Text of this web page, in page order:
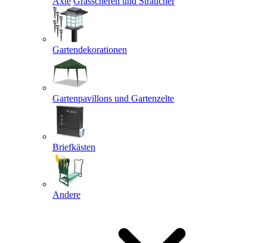
Gartendekorationen
Gartenpavillons und Gartenzelte
Briefkästen
Andere